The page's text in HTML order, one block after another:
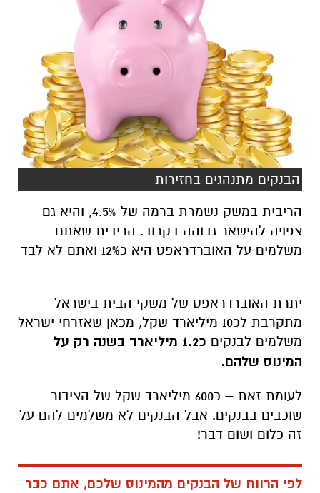
הבנקים מתנהגים בחזירות
הריבית במשק נשמרת ברמה של 4.5%, והיא גם
צפויה להישאר גבוהה בקרוב. הריבית שאתם
משלמים על האוברדראפט היא כ12% ואתם לא לבד
-
יתרת האוברדראפט של משקי הבית בישראל
מתקרבת לכ10 מיליארד שקל, מכאן שאזרחי ישראל
משלמים לבנקים
כ1.2 מיליארד בשנה רק על
המינוס שלהם.
לעומת זאת – כ600 מיליארד שקל של הציבור
שוכבים בבנקים. אבל הבנקים לא משלמים להם על
זה כלום ושום דבר!
לפי הרווח של הבנקים מהמינוס שלכם, אתם כבר